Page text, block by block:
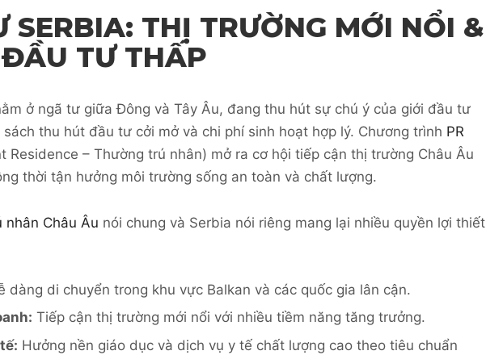
SERBIA: THỊ TRƯỜNG MỚI NỔI &
TƯ THẤP
ở ngã tư giữa Đông và Tây Âu, đang thu hút sự chú ý của giới đầu tư
thu hút đầu tư cởi mở và chi phí sinh hoạt hợp lý. Chương trình PR
Residence – Thường trú nhân) mở ra cơ hội tiếp cận thị trường Châu Âu
thời tận hưởng môi trường sống an toàn và chất lượng.
nhân Châu Âu nói chung và Serbia nói riêng mang lại nhiều quyền lợi thiết
dàng di chuyển trong khu vực Balkan và các quốc gia lân cận.
Tiếp cận thị trường mới nổi với nhiều tiềm năng tăng trưởng.
Hưởng nền giáo dục và dịch vụ y tế chất lượng cao theo tiêu chuẩn